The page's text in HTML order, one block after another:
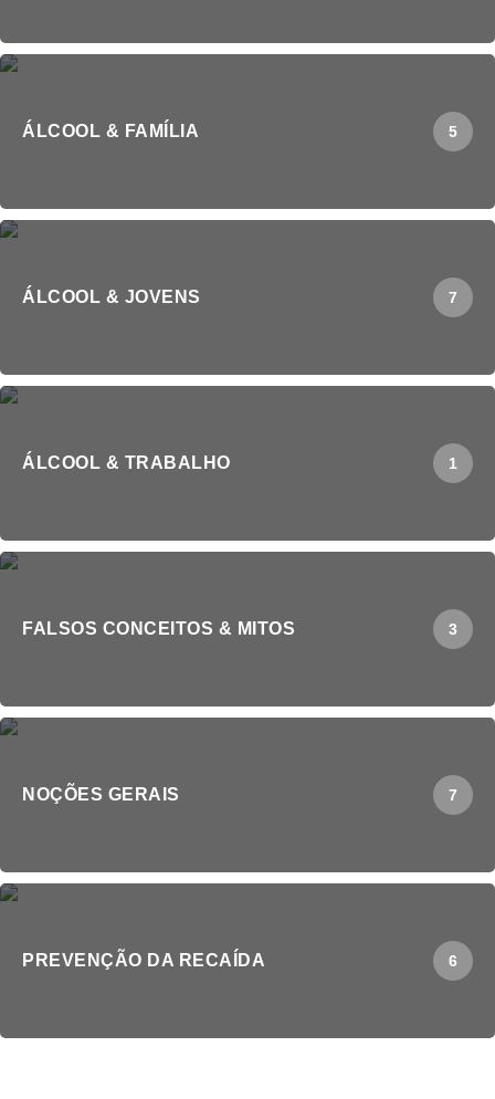
ÁLCOOL & FAMÍLIA 5
ÁLCOOL & JOVENS 7
ÁLCOOL & TRABALHO 1
FALSOS CONCEITOS & MITOS 3
NOÇÕES GERAIS 7
PREVENÇÃO DA RECAÍDA 6